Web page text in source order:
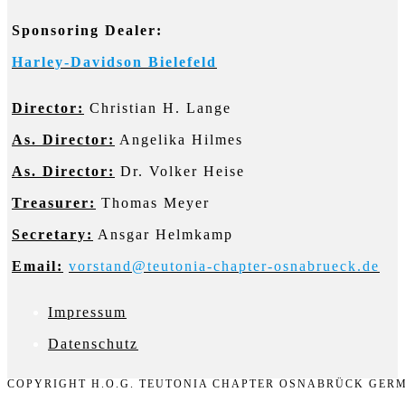
Sponsoring Dealer:
Harley-Davidson Bielefeld
Director: Christian H. Lange
As. Director: Angelika Hilmes
As. Director: Dr. Volker Heise
Treasurer: Thomas Meyer
Secretary: Ansgar Helmkamp
Email: vorstand@teutonia-chapter-osnabrueck.de
Impressum
Datenschutz
COPYRIGHT H.O.G. TEUTONIA CHAPTER OSNABRÜCK